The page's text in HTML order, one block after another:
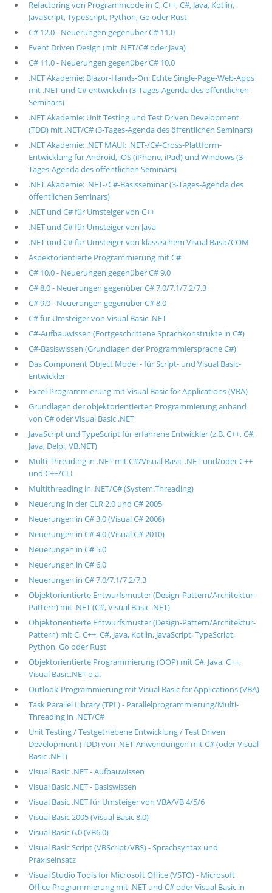
Refactoring von Programmcode in C, C++, C#, Java, Kotlin,
JavaScript, TypeScript, Python, Go oder Rust
C# 12.0 - Neuerungen gegenüber C# 11.0
Event Driven Design (mit .NET/C# oder Java)
C# 11.0 - Neuerungen gegenüber C# 10.0
.NET Akademie: Blazor-Hands-On: Echte Single-Page-Web-Apps
mit .NET und C# entwickeln (3-Tages-Agenda des öffentlichen
Seminars)
.NET Akademie: Unit Testing und Test Driven Development
(TDD) mit .NET/C# (3-Tages-Agenda des öffentlichen Seminars)
.NET Akademie: .NET MAUI: .NET-/C#-Cross-Plattform-
Entwicklung für Android, iOS (iPhone, iPad) und Windows (3-
Tages-Agenda des öffentlichen Seminars)
.NET Akademie: .NET-/C#-Basisseminar (3-Tages-Agenda des
öffentlichen Seminars)
.NET und C# für Umsteiger von C++
.NET und C# für Umsteiger von Java
.NET und C# für Umsteiger von klassischem Visual Basic/COM
Aspektorientierte Programmierung mit C#
C# 10.0 - Neuerungen gegenüber C# 9.0
C# 8.0 - Neuerungen gegenüber C# 7.0/7.1/7.2/7.3
C# 9.0 - Neuerungen gegenüber C# 8.0
C# für Umsteiger von Visual Basic .NET
C#-Aufbauwissen (Fortgeschrittene Sprachkonstrukte in C#)
C#-Basiswissen (Grundlagen der Programmiersprache C#)
Das Component Object Model - für Script- und Visual Basic-
Entwickler
Excel-Programmierung mit Visual Basic for Applications (VBA)
Grundlagen der objektorientierten Programmierung anhand
von C# oder Visual Basic .NET
JavaScript und TypeScript für erfahrene Entwickler (z.B. C++, C#,
Java, Delpi, VB.NET)
Multi-Threading in .NET mit C#/Visual Basic .NET und/oder C++
und C++/CLI
Multithreading in .NET/C# (System.Threading)
Neuerung in der CLR 2.0 und C# 2005
Neuerungen in C# 3.0 (Visual C# 2008)
Neuerungen in C# 4.0 (Visual C# 2010)
Neuerungen in C# 5.0
Neuerungen in C# 6.0
Neuerungen in C# 7.0/7.1/7.2/7.3
Objektorientierte Entwurfsmuster (Design-Pattern/Architektur-
Pattern) mit .NET (C#, Visual Basic .NET)
Objektorientierte Entwurfsmuster (Design-Pattern/Architektur-
Pattern) mit C, C++, C#, Java, Kotlin, JavaScript, TypeScript,
Python, Go oder Rust
Objektorientierte Programmierung (OOP) mit C#, Java, C++,
Visual Basic.NET o.ä.
Outlook-Programmierung mit Visual Basic for Applications (VBA)
Task Parallel Library (TPL) - Parallelprogrammierung/Multi-
Threading in .NET/C#
Unit Testing / Testgetriebene Entwicklung / Test Driven
Development (TDD) von .NET-Anwendungen mit C# (oder Visual
Basic .NET)
Visual Basic .NET - Aufbauwissen
Visual Basic .NET - Basiswissen
Visual Basic .NET für Umsteiger von VBA/VB 4/5/6
Visual Basic 2005 (Visual Basic 8.0)
Visual Basic 6.0 (VB6.0)
Visual Basic Script (VBScript/VBS) - Sprachsyntax und
Praxiseinsatz
Visual Studio Tools for Microsoft Office (VSTO) - Microsoft
Office-Programmierung mit .NET und C# oder Visual Basic in